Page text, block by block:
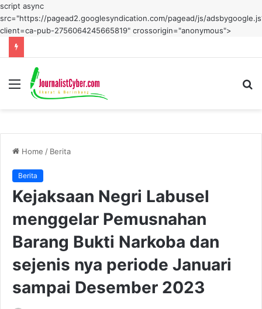
script async
src="https://pagead2.googlesyndication.com/pagead/js/
client=ca-pub-2756064245665819" crossorigin="anonymous">
Menu
Home / Berita
Berita
Kejaksaan Negri Labusel
menggelar Pemusnahan
Barang Bukti Narkoba dan
sejenis nya periode Januari
sampai Desember 2023